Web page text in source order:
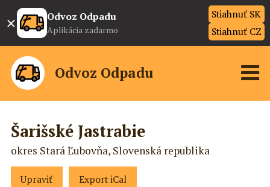
× Odvoz Odpadu
Aplikácia zadarmo
Stiahnuť SK
Stiahnuť CZ
Odvoz Odpadu
Šarišské Jastrabie
okres Stará Ľubovňa, Slovenská republika
Upraviť Export iCal